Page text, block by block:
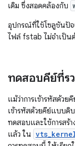
เดิม ซึ่งสอดคล้องกับ
อุปกรณ์ที่ใช้โซลูชันปั
ไฟล์ fstab ไม่จำเป็น
ทดสอบคีย์ที่ร
แม้ว่าการเข้ารหัสด้วย
เข้ารหัสด้วยคีย์แบบดิ
ทดสอบและใช้การสร้า
แล้ว ใน